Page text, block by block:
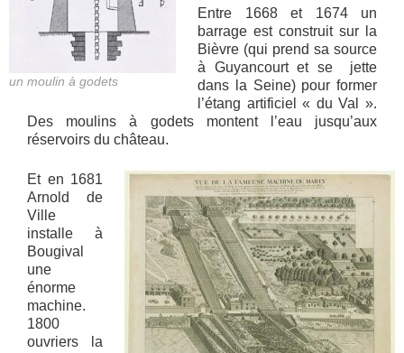
un moulin à godets
Entre 1668 et 1674 un
barrage est construit sur la
Bièvre (qui prend sa source
à Guyancourt et se jette
dans la Seine) pour former
l’étang artificiel « du Val ».
Des moulins à godets montent l’eau jusqu’aux
réservoirs du château.
Et en 1681
Arnold de
Ville
installe à
Bougival
une
énorme
machine.
1800
ouvriers la